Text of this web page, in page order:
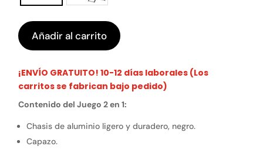
Añadir al carrito
¡ENVÍO GRATUITO! 10-12 días laborales (Los
carritos se fabrican bajo pedido)
Contenido del Juego 2 en 1:
Chasis de aluminio ligero y duradero, negro.
Capazo.